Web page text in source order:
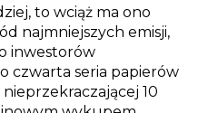
to wciąż ma ono
najmniejszych emisji,
inwestorów
czwarta seria papierów
10